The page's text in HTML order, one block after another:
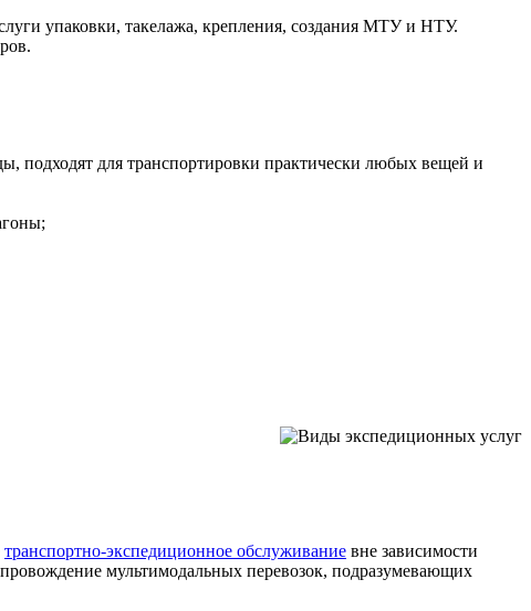
упаковки, такелажа, крепления, создания МТУ и НТУ.
подходят для транспортировки практически любых вещей и
транспортно-экспедиционное обслуживание вне зависимости
мультимодальных перевозок, подразумевающих